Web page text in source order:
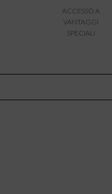
ACCESSO A
VANTAGGI
SPECIALI